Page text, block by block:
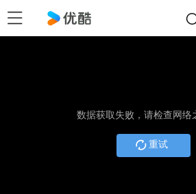
数据获取失败，请检查网络
重试